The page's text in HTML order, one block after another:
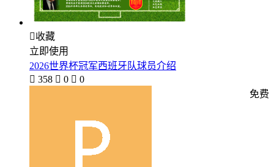
收藏
立即使用
2026世界杯冠军西班牙队球员介绍
 358  0  0
免费